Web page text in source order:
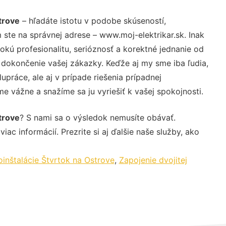
– hľadáte istotu v podobe skúseností,
na správnej adrese – www.moj-elektrikar.sk. Inak
profesionalitu, serióznosť a korektné jednanie od
vašej zákazky. Keďže aj my sme iba ľudia,
ale aj v prípade riešenia prípadnej
vážne a snažíme sa ju vyriešiť k vašej spokojnosti.
? S nami sa o výsledok nemusíte obávať.
informácií. Prezrite si aj ďalšie naše služby, ako
Štvrtok na Ostrove, Zapojenie dvojitej